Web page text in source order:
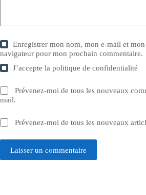
Enregistrer mon nom, mon e-mail et mon
navigateur pour mon prochain commentaire.
J’accepte lapolitique de confidentialité
Prévenez-moi de tous les nouveaux
mail.
Prévenez-moi de tous les nouveaux
Laisser un commentaire